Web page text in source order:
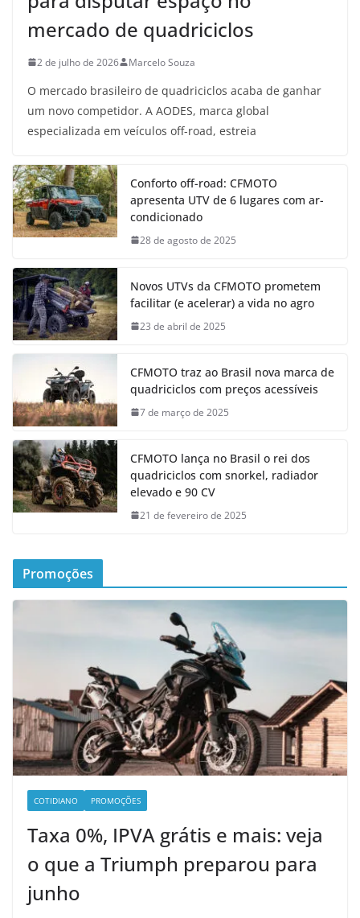
mercado de quadriciclos
2 de julho de 2026 Marcelo Souza
O mercado brasileiro de quadriciclos acaba de ganhar
um novo competidor. A AODES, marca global
especializada em veículos off-road, estreia
Conforto off-road: CFMOTO
apresenta UTV de 6 lugares com ar-
condicionado
28 de agosto de 2025
Novos UTVs da CFMOTO prometem
facilitar (e acelerar) a vida no agro
23 de abril de 2025
CFMOTO traz ao Brasil nova marca de
quadriciclos com preços acessíveis
7 de março de 2025
CFMOTO lança no Brasil o rei dos
quadriciclos com snorkel, radiador
elevado e 90 CV
21 de fevereiro de 2025
Promoções
COTIDIANO PROMOÇÕES
Taxa 0%, IPVA grátis e mais: veja
o que a Triumph preparou para
junho